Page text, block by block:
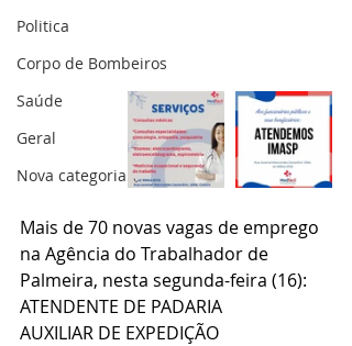
Politica
Corpo de Bombeiros
Saúde
Geral
Nova categoria
Mais de 70 novas vagas de emprego
na Agência do Trabalhador de
Palmeira, nesta segunda-feira (16):
ATENDENTE DE PADARIA
AUXILIAR DE EXPEDIÇÃO